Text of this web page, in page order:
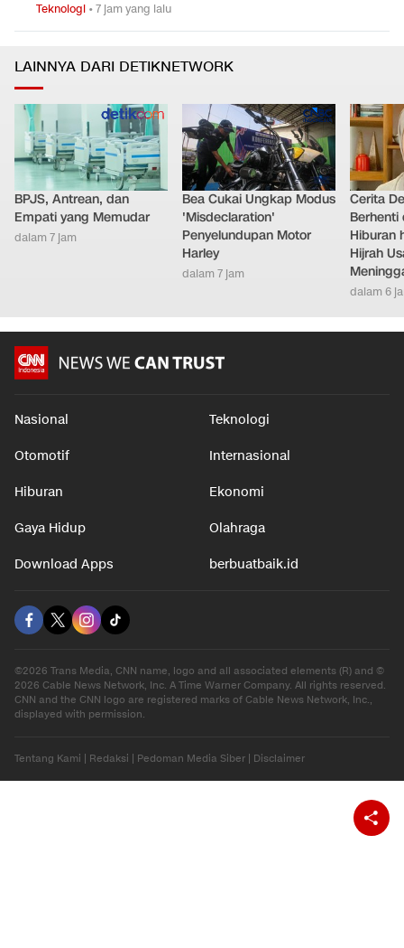
Teknologi •7 jam yang lalu
LAINNYA DARI DETIKNETWORK
BPJS, Antrean, dan
Empati yang Memudar
dalam 7 jam
Bea Cukai Ungkap Modus
'Misdeclaration'
Penyelundupan Motor
Harley
dalam 7 jam
Cerita
Berhenti
Hiburan
Hijrah
dalam 6
Nasional Teknologi
Otomotif Internasional
Hiburan Ekonomi
Gaya Hidup Olahraga
Download Apps berbuatbaik.id
©2026 Trans Media, CNN name, logo and all associated elements (R) and ©
2026 Cable News Network, Inc. A Time Warner Company. All rights reserved.
CNN and the CNN logo are registered marks of Cable News Network, Inc.,
displayed with permission.
Tentang Kami | Redaksi | Pedoman Media Siber | Disclaimer